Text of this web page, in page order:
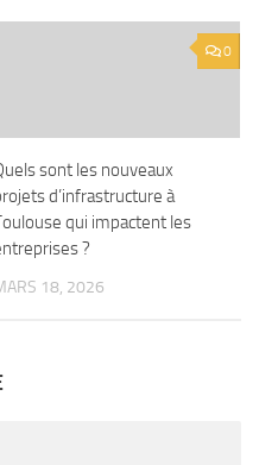
0
sont les nouveaux
d’infrastructure à
qui impactent les
?
18, 2026